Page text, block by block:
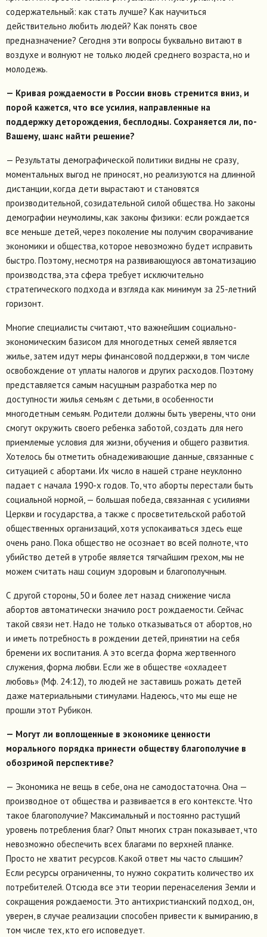
содержательный: как стать лучше? Как научиться
действительно любить людей? Как понять свое
предназначение? Сегодня эти вопросы буквально витают в
воздухе и волнуют не только людей среднего возраста, но и
молодежь.
— Кривая рождаемости в России вновь стремится вниз, и
порой кажется, что все усилия, направленные на
поддержку деторождения, бесплодны. Сохраняется ли, по-
Вашему, шанс найти решение?
— Результаты демографической политики видны не сразу,
моментальных выгод не приносят, но реализуются на длинной
дистанции, когда дети вырастают и становятся
производительной, созидательной силой общества. Но законы
демографии неумолимы, как законы физики: если рождается
все меньше детей, через поколение мы получим сворачивание
экономики и общества, которое невозможно будет исправить
быстро. Поэтому, несмотря на развивающуюся автоматизацию
производства, эта сфера требует исключительно
стратегического подхода и взгляда как минимум за 25-летний
горизонт.
Многие специалисты считают, что важнейшим социально-
экономическим базисом для многодетных семей является
жилье, затем идут меры финансовой поддержки, в том числе
освобождение от уплаты налогов и других расходов. Поэтому
представляется самым насущным разработка мер по
доступности жилья семьям с детьми, в особенности
многодетным семьям. Родители должны быть уверены, что они
смогут окружить своего ребенка заботой, создать для него
приемлемые условия для жизни, обучения и общего развития.
Хотелось бы отметить обнадеживающие данные, связанные с
ситуацией с абортами. Их число в нашей стране неуклонно
падает с начала 1990-х годов. То, что аборты перестали быть
социальной нормой, — большая победа, связанная с усилиями
Церкви и государства, а также с просветительской работой
общественных организаций, хотя успокаиваться здесь еще
очень рано. Пока общество не осознает во всей полноте, что
убийство детей в утробе является тягчайшим грехом, мы не
можем считать наш социум здоровым и благополучным.
С другой стороны, 50 и более лет назад снижение числа
абортов автоматически значило рост рождаемости. Сейчас
такой связи нет. Надо не только отказываться от абортов, но
и иметь потребность в рождении детей, принятии на себя
бремени их воспитания. А это всегда форма жертвенного
служения, форма любви. Если же в обществе «охладеет
любовь» (Мф. 24:12), то людей не заставишь рожать детей
даже материальными стимулами. Надеюсь, что мы еще не
прошли этот Рубикон.
— Могут ли воплощенные в экономике ценности
морального порядка принести обществу благополучие в
обозримой перспективе?
— Экономика не вещь в себе, она не самодостаточна. Она —
производное от общества и развивается в его контексте. Что
такое благополучие? Максимальный и постоянно растущий
уровень потребления благ? Опыт многих стран показывает, что
невозможно обеспечить всех благами по верхней планке.
Просто не хватит ресурсов. Какой ответ мы часто слышим?
Если ресурсы ограниченны, то нужно сократить количество их
потребителей. Отсюда все эти теории перенаселения Земли и
сокращения рождаемости. Это антихристианский подход, он,
уверен, в случае реализации способен привести к вымиранию, в
том числе тех, кто его исповедует.